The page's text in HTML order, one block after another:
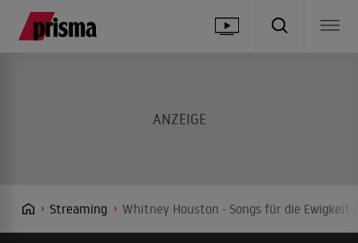
Streaming Whitney Houston - Songs für die